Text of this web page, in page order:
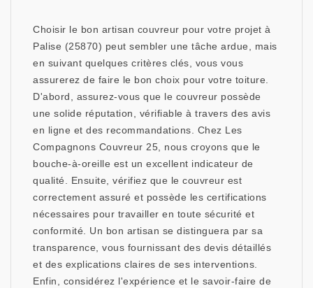
Choisir le bon artisan couvreur pour votre projet à
Palise (25870) peut sembler une tâche ardue, mais
en suivant quelques critères clés, vous vous
assurerez de faire le bon choix pour votre toiture.
D'abord, assurez-vous que le couvreur possède
une solide réputation, vérifiable à travers des avis
en ligne et des recommandations. Chez Les
Compagnons Couvreur 25, nous croyons que le
bouche-à-oreille est un excellent indicateur de
qualité. Ensuite, vérifiez que le couvreur est
correctement assuré et possède les certifications
nécessaires pour travailler en toute sécurité et
conformité. Un bon artisan se distinguera par sa
transparence, vous fournissant des devis détaillés
et des explications claires de ses interventions.
Enfin, considérez l'expérience et le savoir-faire de